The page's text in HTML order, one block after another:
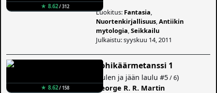
★ 8.62/ 312
Luokitus: Fantasia
Nuortenkirjallisuus ,Antiikin
mytologia ,Seikkailu
Julkaistu: syyskuu 14, 2011
★ 8.62/ 158
Lohikäärmetanssi 1
Tulen ja jään laulu #5/ 6)
George R. R. Martin